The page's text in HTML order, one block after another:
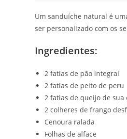
Um sanduíche natural é
ser personalizado com os
Ingredientes:
2 fatias de pão integral
2 fatias de peito de peru
2 fatias de queijo de sua
2 colheres de frango
Cenoura ralada
Folhas de alface